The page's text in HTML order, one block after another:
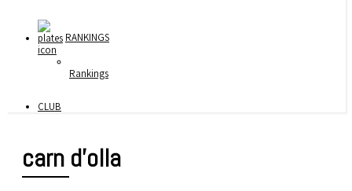
RANKINGS
Rankings
CLUB
carn d’olla